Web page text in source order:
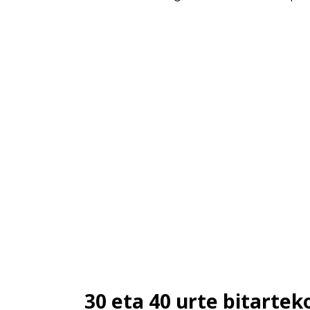
30 eta 40 urte